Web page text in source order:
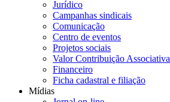
Jurídico
Campanhas sindicais
Comunicação
Centro de eventos
Projetos sociais
Valor Contribuição Associativa
Financeiro
Ficha cadastral e filiação
Mídias